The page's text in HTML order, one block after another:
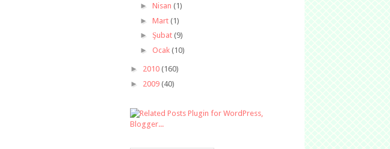
► Nisan (1)
► Mart (1)
► Şubat (9)
► Ocak (10)
► 2010 (160)
► 2009 (40)